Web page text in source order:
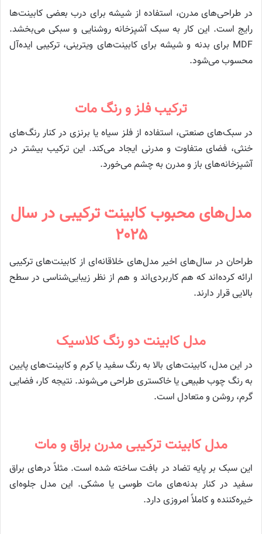
در طراحی‌های مدرن، استفاده از شیشه برای درب بعضی کابینت‌ها
رایج است. این کار به سبک آشپزخانه روشنایی و سبکی می‌بخشد.
MDF برای بدنه و شیشه برای کابینت‌های ویترینی، ترکیبی ایده‌آل
محسوب می‌شود.
ترکیب فلز و رنگ مات
در سبک‌های صنعتی، استفاده از فلز سیاه یا برنزی در کنار رنگ‌های
خنثی، فضای متفاوت و مدرنی ایجاد می‌کند. این ترکیب بیشتر در
آشپزخانه‌های باز و مدرن به چشم می‌خورد.
مدل‌های محبوب کابینت ترکیبی در سال
۲۰۲۵
طراحان در سال‌های اخیر مدل‌های خلاقانه‌ای از کابینت‌های ترکیبی
ارائه کرده‌اند که هم کاربردی‌اند و هم از نظر زیبایی‌شناسی در سطح
بالایی قرار دارند.
مدل کابینت دو رنگ کلاسیک
در این مدل، کابینت‌های بالا به رنگ سفید یا کرم و کابینت‌های پایین
به رنگ چوب طبیعی یا خاکستری طراحی می‌شوند. نتیجه کار، فضایی
گرم، روشن و متعادل است.
مدل کابینت ترکیبی مدرن براق و مات
این سبک بر پایه تضاد در بافت ساخته شده است. مثلاً درهای براق
سفید در کنار بدنه‌های مات طوسی یا مشکی. این مدل جلوه‌ای
خیره‌کننده و کاملاً امروزی دارد.